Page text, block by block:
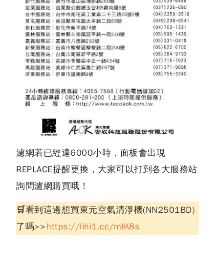
濾網若已經達6000小時，面板會出現
REPLACE提醒更換，大家可以打到各大服務站
詢問濾網購買哦！
🛒看到這邊想買東元空氣清淨機(NN2501BD)
了嗎>>https://lihi1.cc/mlK8s